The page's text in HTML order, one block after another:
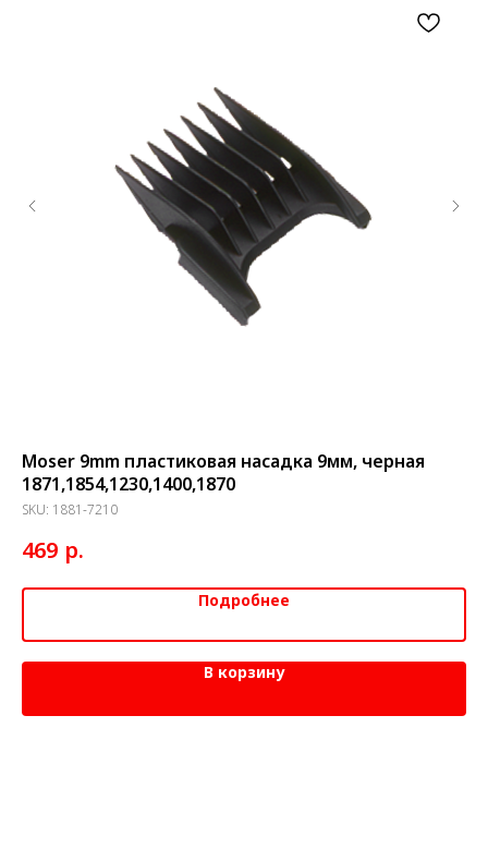
Moser 9mm пластиковая насадка 9мм, черная
1871,1854,1230,1400,1870
SKU: 1881-7210
469 р.
Подробнее
В корзину